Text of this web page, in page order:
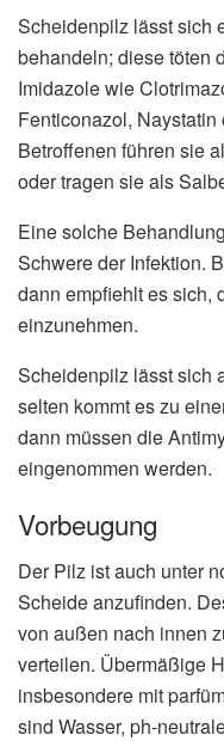
Scheidenpilz lässt sich
behandeln; diese töten
Imidazole wie
Fenticonazol,
Betroffenen führen sie
oder tragen sie als
Eine solche
Schwere der Infektion.
dann empfiehlt es sich,
einzunehmen.
Scheidenpilz lässt sich
selten kommt es zu
dann müssen die
eingenommen werden.
Vorbeugung
Der Pilz ist auch unter
Scheide anzufinden.
von außen nach innen
verteilen. Übermäßige
insbesondere mit
sind Wasser, ph-